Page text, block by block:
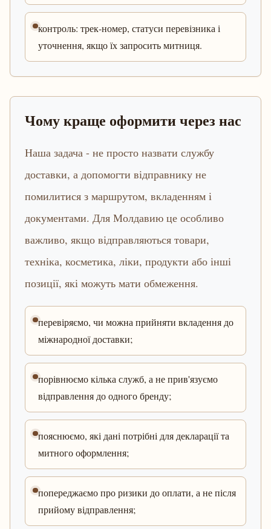
контроль: трек-номер, статуси перевізника і
уточнення, якщо їх запросить митниця.
Чому краще оформити через нас
Наша задача - не просто назвати службу
доставки, а допомогти відправнику не
помилитися з маршрутом, вкладенням і
документами. Для Молдавию це особливо
важливо, якщо відправляються товари,
техніка, косметика, ліки, продукти або інші
позиції, які можуть мати обмеження.
перевіряємо, чи можна прийняти вкладення до
міжнародної доставки;
порівнюємо кілька служб, а не прив'язуємо
відправлення до одного бренду;
пояснюємо, які дані потрібні для декларації та
митного оформлення;
попереджаємо про ризики до оплати, а не після
прийому відправлення;